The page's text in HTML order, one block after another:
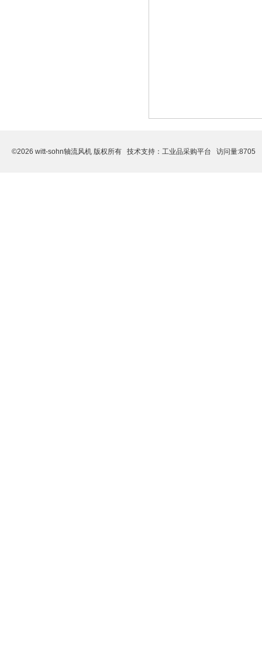
©2026 witt-sohn轴流风机 版权所有 技术支持： 工业品采购平台 访问量:8705